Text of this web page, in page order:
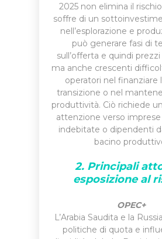
2025 non elimina il
soffre di un
nell’esplorazione e
può generare fasi di
sull’offerta e quindi
ma anche crescenti
operatori nel finanziare
transizione o nel
produttività. Ciò richiede
attenzione verso
indebitate o dipendenti
bacino
2. Principali
esposizione al
OPEC+
L’Arabia Saudita e la
politiche di quota e